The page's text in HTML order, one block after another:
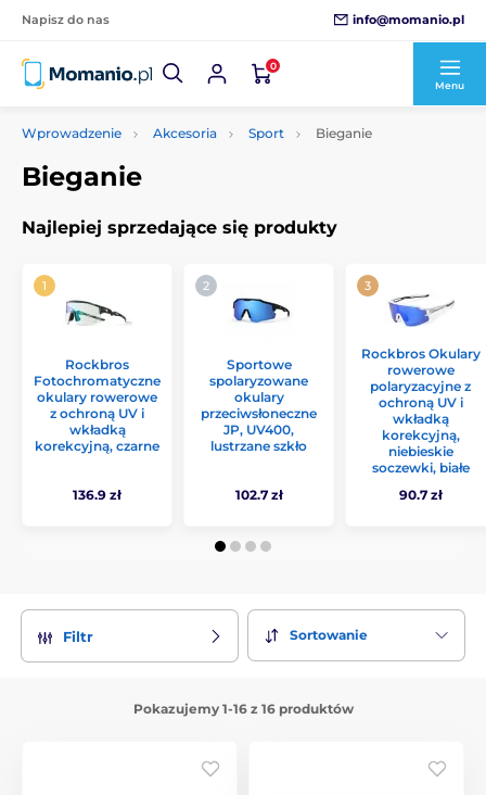
Napisz do nas info@momanio.pl
0
Menu
Wprowadzenie Akcesoria Sport Bieganie
Bieganie
Najlepiej sprzedające się produkty
Rockbros
Fotochromatyczne
okulary rowerowe
z ochroną UV i
wkładką
korekcyjną, czarne
136.9 zł
Sportowe
spolaryzowane
okulary
przeciwsłoneczne
JP, UV400,
lustrzane szkło
102.7 zł
Rockbros Okulary
rowerowe
polaryzacyjne z
ochroną UV i
wkładką
korekcyjną,
niebieskie
soczewki, białe
90.7 zł
Filtr Sortowanie
Pokazujemy 1-16 z 16 produktów